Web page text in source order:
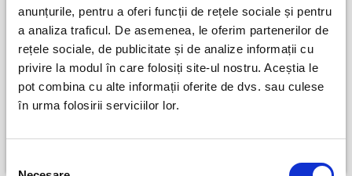
anunțurile, pentru a oferi funcții de rețele sociale și pentru
a analiza traficul. De asemenea, le oferim partenerilor de
rețele sociale, de publicitate și de analize informații cu
privire la modul în care folosiți site-ul nostru. Aceștia le
pot combina cu alte informații oferite de dvs. sau culese
în urma folosirii serviciilor lor.
Cum se duce totul dracu